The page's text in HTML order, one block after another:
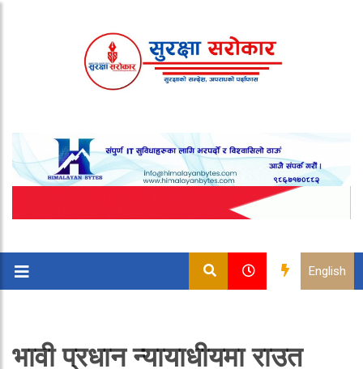
English
भावी प्रधान न्यायाधीयमा राउत